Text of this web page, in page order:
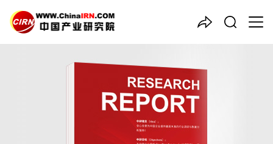
中国产业咨询领导者
2025-2030年中国
行业市场全景调研及投资价值
评估研究报告
品质保障，一年免费更新维护
报告编号：1922775
出版日期：2025年11月